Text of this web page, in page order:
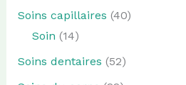
Soins capillaires (40)
Soin (14)
Soins dentaires (52)